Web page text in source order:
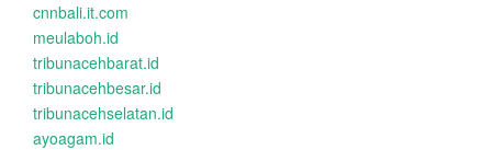
cnnbali.it.com
meulaboh.id
tribunacehbarat.id
tribunacehbesar.id
tribunacehselatan.id
ayoagam.id